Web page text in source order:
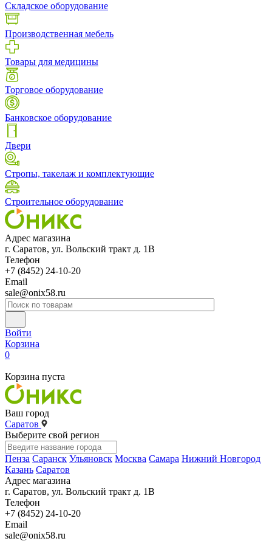
Складское оборудование
Производственная мебель
Товары для медицины
Торговое оборудование
Банковское оборудование
Двери
Стропы, такелаж и комплектующие
Строительное оборудование
Адрес магазина
г. Саратов, ул. Вольский тракт д. 1В
Телефон
+7 (8452) 24-10-20
Email
sale@onix58.ru
Войти
Корзина
0
Корзина пуста
Ваш город
Саратов
Выберите свой регион
Пенза Саранск Ульяновск Москва Самара Нижний Новгород
Казань Саратов
Адрес магазина
г. Саратов, ул. Вольский тракт д. 1В
Телефон
+7 (8452) 24-10-20
Email
sale@onix58.ru